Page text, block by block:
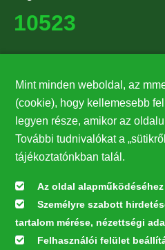
10523
27224
Hírlevél feliratkozás
Értesüljön elsőként legfrissebb
Feliratkozás
Mint minden weboldal, az
(cookie), hogy kellemesebb
legyen része, amikor az
További tudnivalókat a
tájékoztatónkban talál.
Az oldal
Személyre szabott
tartalom mérése, nézettségi
Felhasználói felület